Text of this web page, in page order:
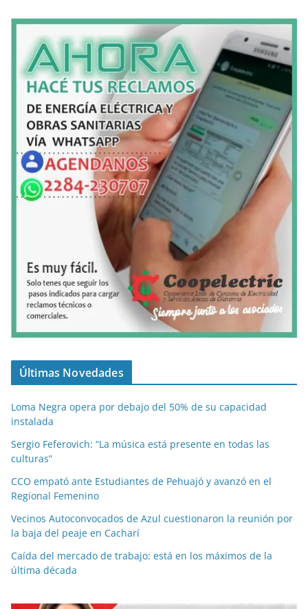
Últimas Novedades
Loma Negra opera por debajo del 50% de su capacidad
instalada
Sergio Feferovich: “La música está presente en todas las
culturas”
CCO empató ante Estudiantes de Pehuajó y avanzó en el
Regional Femenino
Vecinos Autoconvocados de Azul cuestionaron la reunión por
la baja del peaje en Cacharí
Caída del mercado de trabajo: está en los máximos de la
última década